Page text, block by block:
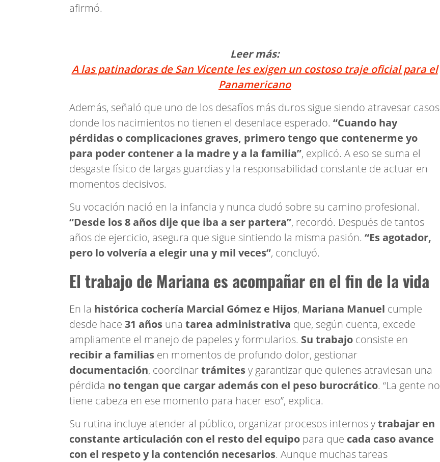
afirmó.
Leer más:
A las patinadoras de San Vicente les exigen un costoso traje oficial para el
Panamericano
Además, señaló que uno de los desafíos más duros sigue siendo atravesar casos
donde los nacimientos no tienen el desenlace esperado. “Cuando hay
pérdidas o complicaciones graves, primero tengo que contenerme yo
para poder contener a la madre y a la familia”, explicó. A eso se suma el
desgaste físico de largas guardias y la responsabilidad constante de actuar en
momentos decisivos.
Su vocación nació en la infancia y nunca dudó sobre su camino profesional.
“Desde los 8 años dije que iba a ser partera”, recordó. Después de tantos
años de ejercicio, asegura que sigue sintiendo la misma pasión. “Es agotador,
pero lo volvería a elegir una y mil veces”, concluyó.
El trabajo de Mariana es acompañar en el fin de la vida
En la histórica cochería Marcial Gómez e Hijos, Mariana Manuel cumple
desde hace 31 años una tarea administrativa que, según cuenta, excede
ampliamente el manejo de papeles y formularios. Su trabajo consiste en
recibir a familias en momentos de profundo dolor, gestionar
documentación, coordinartrámitesy garantizar que quienes atraviesan una
pérdida no tengan que cargar además con el peso burocrático. “La gente no
tiene cabeza en ese momento para hacer eso”, explica.
Su rutina incluye atender al público, organizar procesos internos ytrabajar en
constante articulación con el resto del equipo para que cada caso avance
con el respeto y la contención necesarios. Aunque muchas tareas